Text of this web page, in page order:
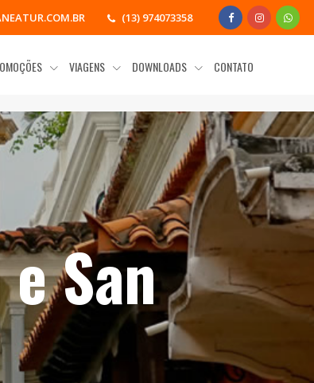
(13) 974073358
VIAGENS DOWNLOADS CONTATO
San